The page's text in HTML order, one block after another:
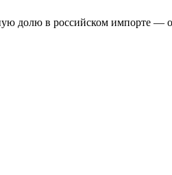
долю в российском импорте —